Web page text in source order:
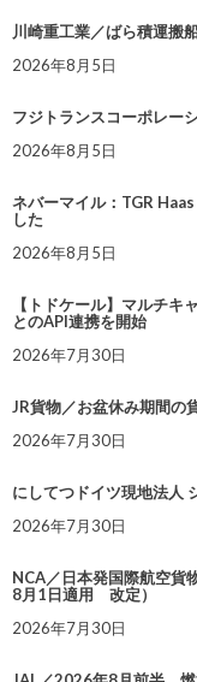
川崎重工業／ばら積運搬
2026年8月5日
フジトランスコーポレー
2026年8月5日
ネバーマイル：TGR
した
2026年8月5日
【トドケール】マルチ
とのAPI連携を開始
2026年7月30日
JR貨物／お盆休み期間の
2026年7月30日
にしてつドイツ現地法人
2026年7月30日
NCA／日本発国際航空貨
8月1日適用 改定）
2026年7月30日